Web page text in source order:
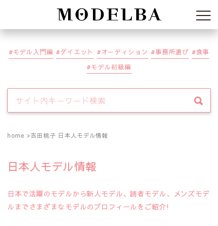
Modelba
モデル入門編 ダイエット オーディション 事務所選び
食事
モデル初級編
home 吉田桃子 日本人モデル情報
日本人モデル情報
日本で活躍のモデルから新人モデル、読者モデル、メンズモデ
ルまでさまざまなモデルのプロフィールをご紹介!